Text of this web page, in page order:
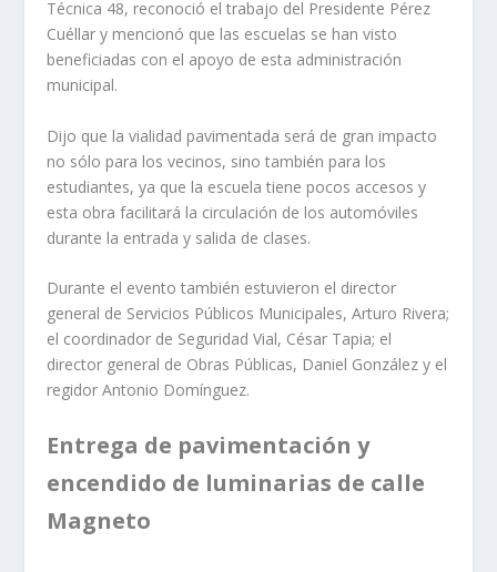
Técnica 48, reconoció el trabajo del Presidente Pérez
Cuéllar y mencionó que las escuelas se han visto
beneficiadas con el apoyo de esta administración
municipal.
Dijo que la vialidad pavimentada será de gran impacto
no sólo para los vecinos, sino también para los
estudiantes, ya que la escuela tiene pocos accesos y
esta obra facilitará la circulación de los automóviles
durante la entrada y salida de clases.
Durante el evento también estuvieron el director
general de Servicios Públicos Municipales, Arturo Rivera;
el coordinador de Seguridad Vial, César Tapia; el
director general de Obras Públicas, Daniel González y el
regidor Antonio Domínguez.
Entrega de pavimentación y
encendido de luminarias de calle
Magneto